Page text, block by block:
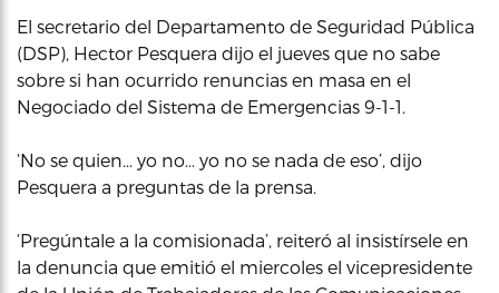
El secretario del Departamento de Seguridad Pública
(DSP), Hector Pesquera dijo el jueves que no sabe
sobre si han ocurrido renuncias en masa en el
Negociado del Sistema de Emergencias 9-1-1.
‘No se quien… yo no… yo no se nada de eso’, dijo
Pesquera a preguntas de la prensa.
‘Pregúntale a la comisionada’, reiteró al insistírsele en
la denuncia que emitió el miercoles el vicepresidente